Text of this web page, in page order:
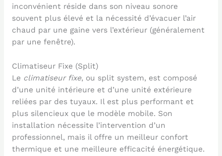
inconvénient réside dans son niveau sonore
souvent plus élevé et la nécessité d’évacuer l’air
chaud par une gaine vers l’extérieur (généralement
par une fenêtre).
Climatiseur Fixe (Split)
Le climatiseur fixe, ou split system, est composé
d’une unité intérieure et d’une unité extérieure
reliées par des tuyaux. Il est plus performant et
plus silencieux que le modèle mobile. Son
installation nécessite l’intervention d’un
professionnel, mais il offre un meilleur confort
thermique et une meilleure efficacité énergétique.